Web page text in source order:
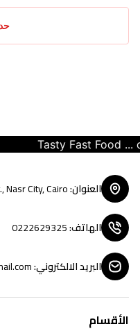
Tasty Fast Food ...
العنوان:
Nasr City, Cairo
الهاتف:
0222629325
البريد الالكتروني:
الأقسام